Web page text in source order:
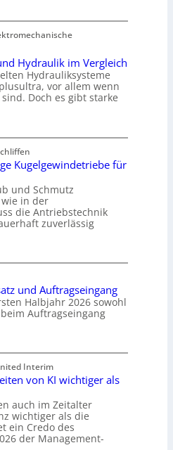
Hydraulik im Vergleich
Hydrauliksysteme
vor allem wenn
Doch es gibt starke
Kugelgewindetriebe für
und Schmutz
in der
die Antriebstechnik
zuverlässig
und Auftragseingang
Halbjahr 2026 sowohl
Auftragseingang
Interim
von KI wichtiger als
auch im Zeitalter
wichtiger als die
ein Credo des
der Management-